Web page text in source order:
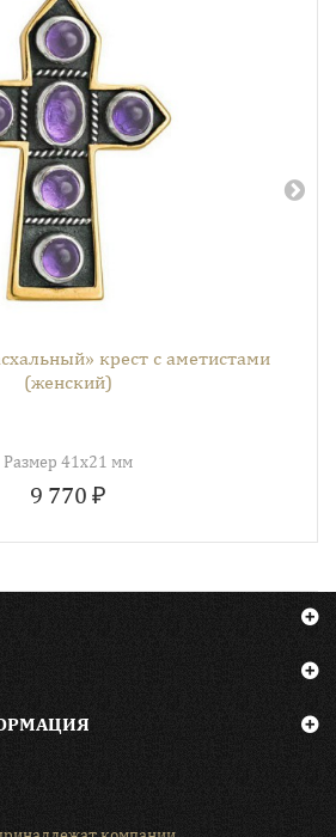
крест с аметистами
(женский)
Размер 41х21 мм
9 770 ₽